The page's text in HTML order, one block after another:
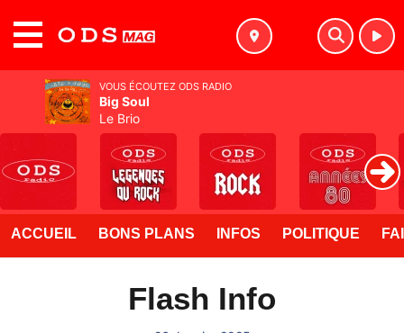
ACCUEIL BONS PLANS INFOS POLITIQUE
Flash Info
VOUS ÉCOUTEZ ODS RADIO
Big Soul
Le Brio